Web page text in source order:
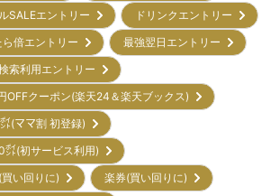
SALEエントリー
ドリンクエントリー
ら倍エントリー
最強翌日エントリー
索利用エントリー
OFFクーポン(楽天24＆楽天ブックス)
㌽(ママ割 初登録)
㌽(初サービス利用)
買い回りに)
楽券(買い回りに)